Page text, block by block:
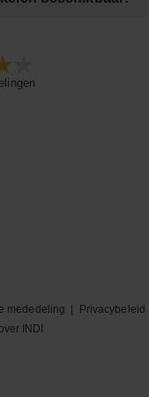
mededeling
Privacybeleid
INDI